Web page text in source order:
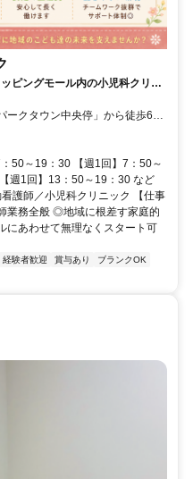
ピングモール内の小児科クリニ
率が高い整った職場環境が魅力
♪ークタウン中央停」から徒歩6分
50～19：30 【週1回】7：50～
週1回】13：50～19：30 など
護師／小児科クリニック 【仕事
業務全般 ◎地域に根差す家庭的
あわせて無理なくスタート可
経験者歓迎 賞与あり
ブランクOK